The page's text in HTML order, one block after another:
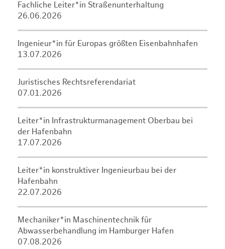
Fachliche Leiter*in Straßenunterhaltung
26.06.2026
Ingenieur*in für Europas größten Eisenbahnhafen
13.07.2026
Juristisches Rechtsreferendariat
07.01.2026
Leiter*in Infrastrukturmanagement Oberbau bei
der Hafenbahn
17.07.2026
Leiter*in konstruktiver Ingenieurbau bei der
Hafenbahn
22.07.2026
Mechaniker*in Maschinentechnik für
Abwasserbehandlung im Hamburger Hafen
07.08.2026